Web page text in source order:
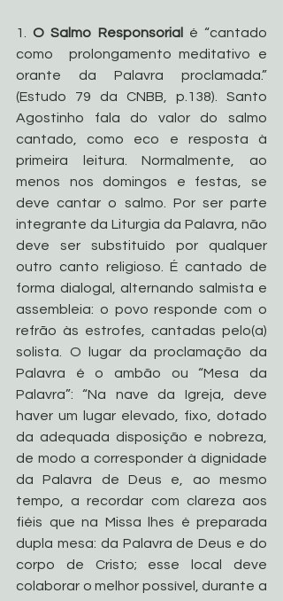
1. O Salmo Responsorial
é “cantado
como  prolongamento meditativo e
orante da Palavra proclamada.”
(Estudo 79 da CNBB, p.138). Santo
Agostinho fala do valor do salmo
cantado, como eco e resposta à
primeira leitura. Normalmente, ao
menos nos domingos e festas, se
deve cantar o salmo. Por ser parte
integrante da Liturgia da Palavra, não
deve ser substituído por qualquer
outro canto religioso. É cantado de
forma dialogal, alternando salmista e
assembleia: o povo responde com o
refrão às estrofes, cantadas pelo(a)
solista. O lugar da proclamação da
Palavra é o ambão ou “Mesa da
Palavra”: “Na nave da Igreja, deve
haver um lugar elevado, fixo, dotado
da adequada disposição e nobreza,
de modo a corresponder à dignidade
da Palavra de Deus e, ao mesmo
tempo, a recordar com clareza aos
fiéis que na Missa lhes é preparada
dupla mesa: da Palavra de Deus e do
corpo de Cristo; esse local deve
colaborar o melhor possível, durante a